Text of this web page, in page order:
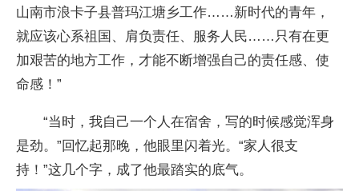
山南市浪卡子县普玛江塘乡工作……新时代的青年，
就应该心系祖国、肩负责任、服务人民……只有在更
加艰苦的地方工作，才能不断增强自己的责任感、使
命感！”
“当时，我自己一个人在宿舍，写的时候感觉浑身
是劲。”回忆起那晚，他眼里闪着光。“家人很支
持！”这几个字，成了他最踏实的底气。